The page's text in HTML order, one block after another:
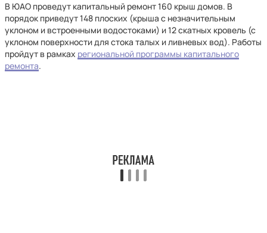
В ЮАО проведут капитальный ремонт 160 крыш домов. В
порядок приведут 148 плоских (крыша с незначительным
уклоном и встроенными водостоками) и 12 скатных кровель (с
уклоном поверхности для стока талых и ливневых вод). Работы
пройдут в рамках региональной программы капитального
ремонта.